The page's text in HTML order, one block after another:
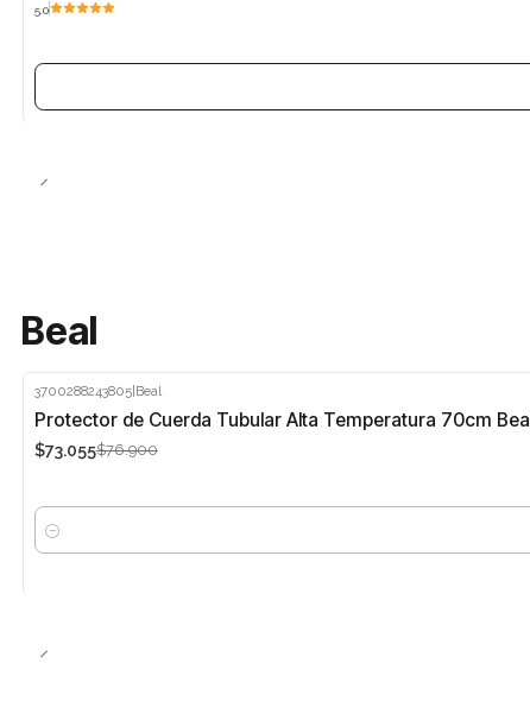
5.0
Beal
-5%
3700288243805| Beal
Protector de Cuerda Tubular Alta Temperatura 70cm Beal
$73.055$76.900
Cantidad